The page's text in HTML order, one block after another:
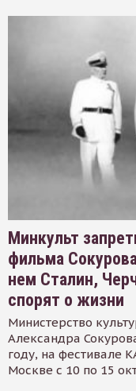
Минкульт
фильма
нем Сталин,
спорят о жизни
Министерство
Александра
году, на фестивале
Москве с 10 по 15